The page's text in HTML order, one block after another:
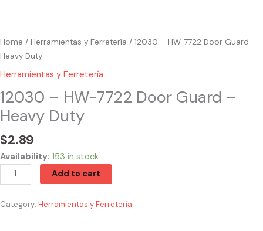
Home / Herramientas y Ferretería / 12030 – HW-7722 Door Guard –
Heavy Duty
Herramientas y Ferretería
12030 – HW-7722 Door Guard –
Heavy Duty
$2.89
Availability: 153 in stock
Add to cart
Category: Herramientas y Ferretería